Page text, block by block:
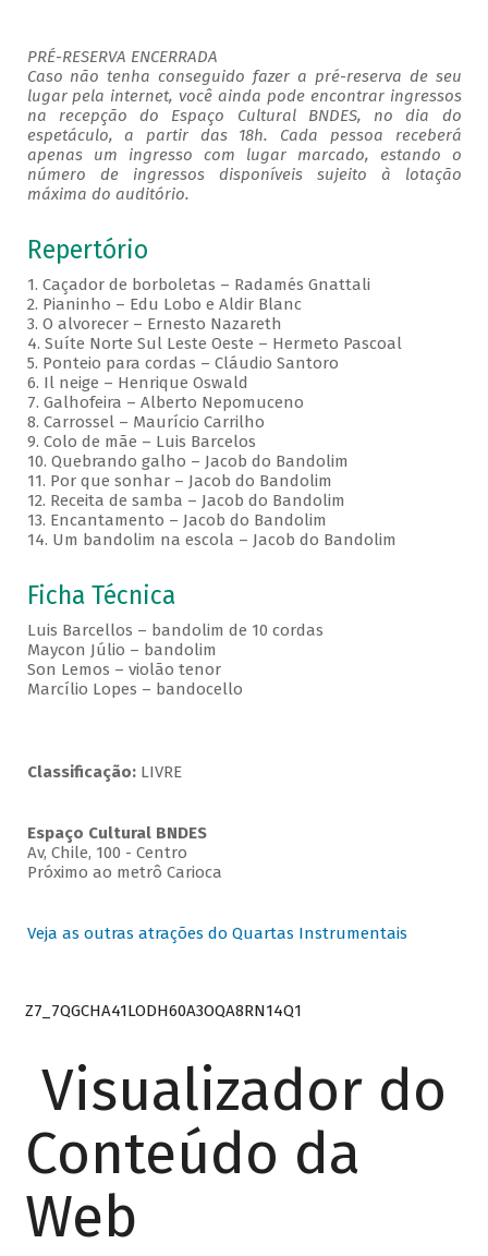
PRÉ-RESERVA ENCERRADA
Caso não tenha conseguido fazer a pré-reserva de seu
lugar pela internet, você ainda pode encontrar ingressos
na recepção do Espaço Cultural BNDES, no dia do
espetáculo, a partir das 18h. Cada pessoa receberá
apenas um ingresso com lugar marcado, estando o
número de ingressos disponíveis sujeito à lotação
máxima do auditório.
Repertório
1. Caçador de borboletas – Radamés Gnattali
2. Pianinho – Edu Lobo e Aldir Blanc
3. O alvorecer – Ernesto Nazareth
4. Suíte Norte Sul Leste Oeste – Hermeto Pascoal
5. Ponteio para cordas – Cláudio Santoro
6. Il neige – Henrique Oswald
7. Galhofeira – Alberto Nepomuceno
8. Carrossel – Maurício Carrilho
9. Colo de mãe – Luis Barcelos
10. Quebrando galho – Jacob do Bandolim
11. Por que sonhar – Jacob do Bandolim
12. Receita de samba – Jacob do Bandolim
13. Encantamento – Jacob do Bandolim
14. Um bandolim na escola – Jacob do Bandolim
Ficha Técnica
Luis Barcellos – bandolim de 10 cordas
Maycon Júlio – bandolim
Son Lemos – violão tenor
Marcílio Lopes – bandocello
Classificação: LIVRE
Espaço Cultural BNDES
Av, Chile, 100 - Centro
Próximo ao metrô Carioca
Veja as outras atrações do Quartas Instrumentais
Z7_7QGCHA41LODH60A3OQA8RN14Q1
Visualizador do
Conteúdo da
Web